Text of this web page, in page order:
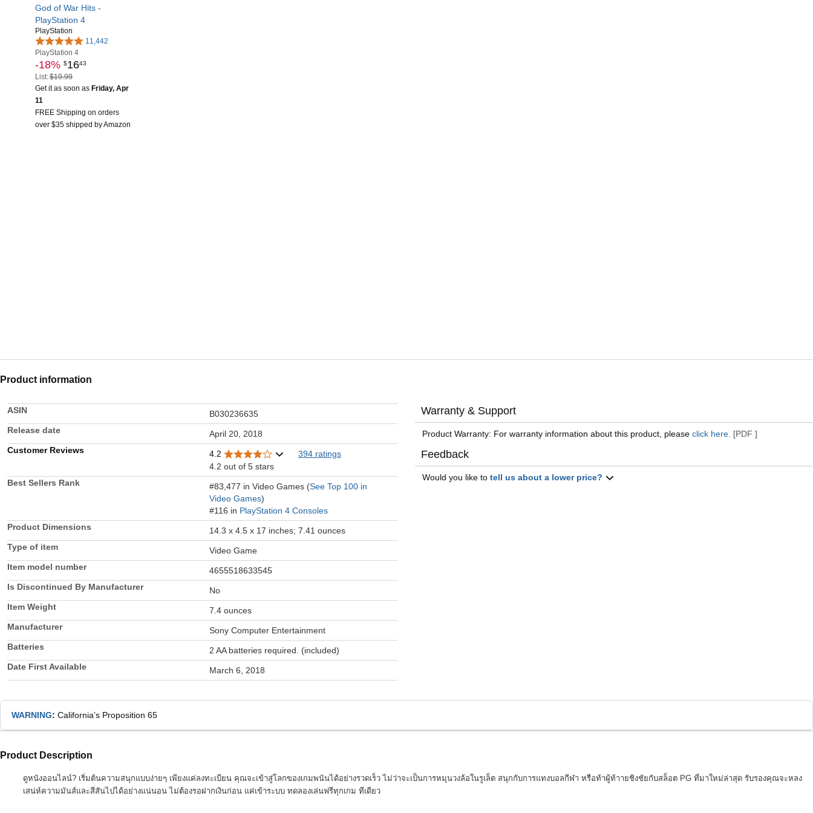
God of War Hits -
PlayStation 4
PlayStation
11,442
PlayStation 4
-18% $1643
List:$19.99
Get it as soon as Friday, Apr
11
FREE Shipping on orders
over $35 shipped by Amazon
Product information
ASIN
B030236635
Release date
April 20, 2018
Customer Reviews
4.2
394 ratings
4.2 out of 5 stars
Best Sellers Rank
#83,477 in Video Games (See Top 100 in
Video Games)
#116 in PlayStation 4 Consoles
Product Dimensions
14.3 x 4.5 x 17 inches; 7.41 ounces
Type of item
Video Game
Item model number
4655518633545
Is Discontinued By Manufacturer
No
Item Weight
7.4 ounces
Manufacturer
Sony Computer Entertainment
Batteries
2 AA batteries required. (included)
Date First Available
March 6, 2018
Warranty & Support
Product Warranty: For warranty information about this product, pleaseclick here. [PDF ]
Feedback
Would you like totell us about a lower price?
WARNING: California’s Proposition 65
Product Description
ดูหนังออนไลน์? เริ่มต้นความสนุกแบบง่ายๆ เพียงแค่ลงทะเบียน คุณจะเข้าสู่โลกของเกมพนันได้อย่างรวดเร็ว ไม่ว่าจะเป็นการหมุนวงล้อในรูเล็ต สนุกกับการแทงบอลกีฬา หรือท้าผู้ท้าายชิงชัยกับสล็อต PG ที่มาใหม่ล่าสุด รับรองคุณจะหลง
เสน่ห์ความมันส์และสีสันไปได้อย่างแน่นอน ไม่ต้องรอฝากเงินก่อน แค่เข้าระบบ ทดลองเล่นฟรีทุกเกม ทีเดียว